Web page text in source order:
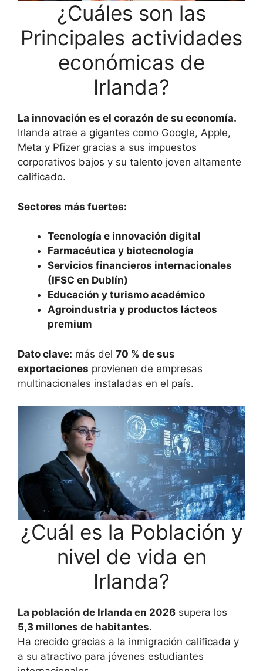
¿Cuáles son las
Principales actividades
económicas de
Irlanda?
La innovación es el corazón de su economía.
Irlanda atrae a gigantes como Google, Apple,
Meta y Pfizer gracias a sus impuestos
corporativos bajos y su talento joven altamente
calificado.
Sectores más fuertes:
Tecnología e innovación digital
Farmacéutica y biotecnología
Servicios financieros internacionales
(IFSC en Dublín)
Educación y turismo académico
Agroindustria y productos lácteos
premium
Dato clave: más del 70 % de sus
exportaciones provienen de empresas
multinacionales instaladas en el país.
¿Cuál es la Población y
nivel de vida en
Irlanda?
La población de Irlanda en 2026 supera los
5,3 millones de habitantes.
Ha crecido gracias a la inmigración calificada y
a su atractivo para jóvenes estudiantes